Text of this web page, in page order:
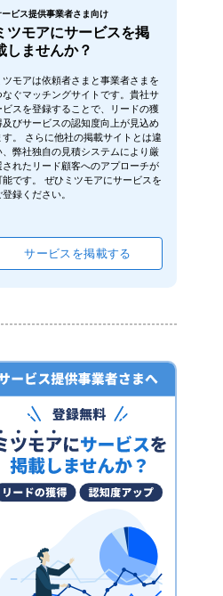
ービス提供事業者さま向け
ツモアにサービスを掲
しませんか？
ツモアは依頼者さまと事業者さまを
なぐマッチングサイトです。貴社サ
ビスを登録することで、リードの獲
及びサービスの認知度向上が見込め
す。 さらに他社の掲載サイトとは違
、弊社独自の見積システムにより厳
されたリード顧客へのアプローチが
能です。 ぜひミツモアにサービスを
登録ください。
サービスを掲載する